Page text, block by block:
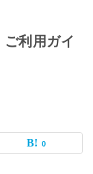
利用ガイ
0